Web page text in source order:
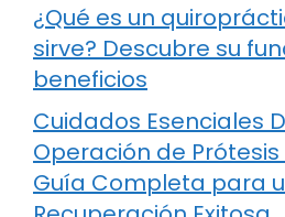
¿Qué es un
sirve? Descubre su
beneficios
Cuidados Esenciales
Operación de
Guía Completa para